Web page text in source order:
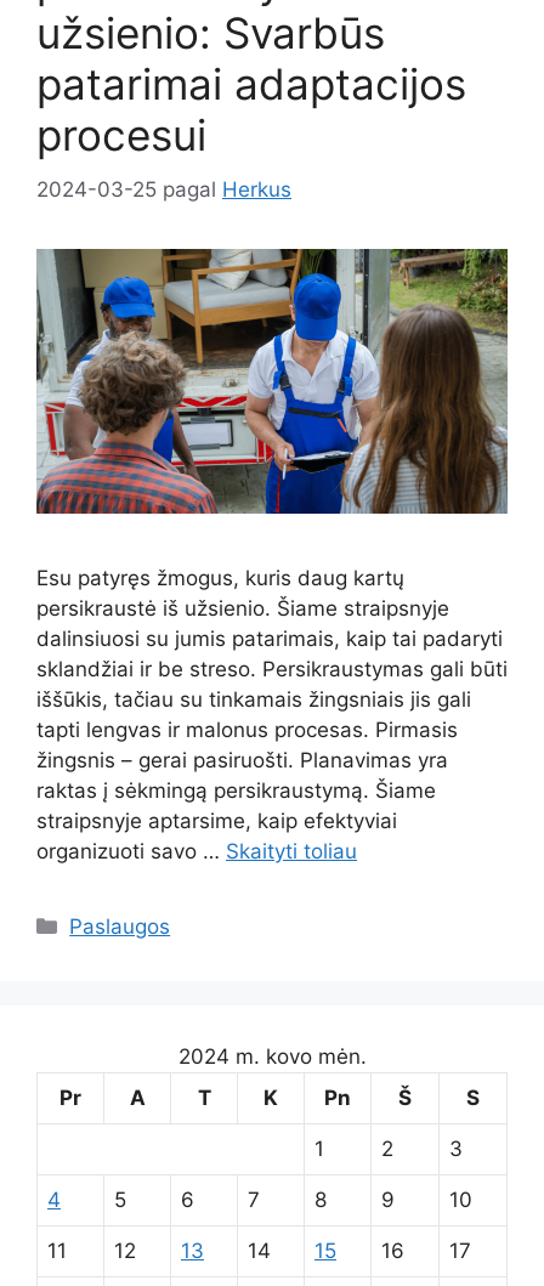
užsienio: Svarbūs
patarimai adaptacijos
procesui
2024-03-25 pagal Herkus
Esu patyręs žmogus, kuris daug kartų
persikraustė iš užsienio. Šiame straipsnyje
dalinsiuosi su jumis patarimais, kaip tai padaryti
sklandžiai ir be streso. Persikraustymas gali būti
iššūkis, tačiau su tinkamais žingsniais jis gali
tapti lengvas ir malonus procesas. Pirmasis
žingsnis – gerai pasiruošti. Planavimas yra
raktas į sėkmingą persikraustymą. Šiame
straipsnyje aptarsime, kaip efektyviai
organizuoti savo … Skaityti toliau
Kategorijos
Paslaugos
2024 m. kovo mėn.
Pr
A T K Pn Š S
1 2 3
4 5 6 7 8 9 10
11 12 13 14 15 16 17